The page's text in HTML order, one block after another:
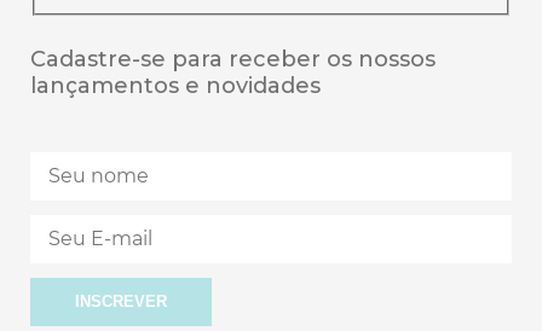
Cadastre-se para receber os nossos
lançamentos e novidades